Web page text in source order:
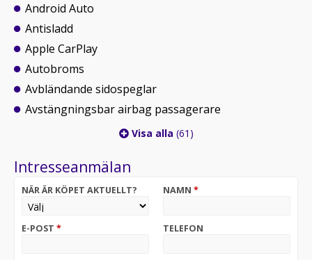
Android Auto
Antisladd
Apple CarPlay
Autobroms
Avbländande sidospeglar
Avstängningsbar airbag passagerare
Visa alla (61)
Intresseanmälan
NÄR ÄR KÖPET AKTUELLT? NAMN *
E-POST * TELEFON